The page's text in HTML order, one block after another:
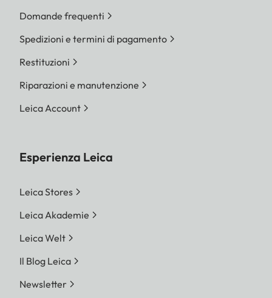
Domande frequenti
Spedizioni e termini di pagamento
Restituzioni
Riparazioni e manutenzione
Leica Account
Esperienza Leica
Leica Stores
Leica Akademie
Leica Welt
Il Blog Leica
Newsletter